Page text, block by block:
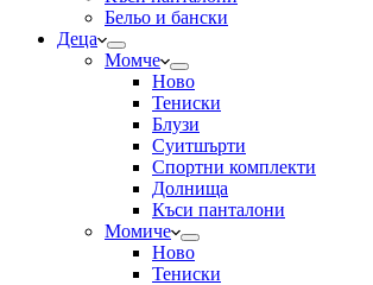
Бельо и бански
Деца
Момче
Ново
Тениски
Блузи
Суитшърти
Спортни комплекти
Долнища
Къси панталони
Момиче
Ново
Тениски